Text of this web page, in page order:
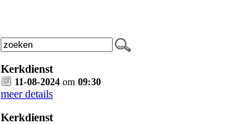
Kerkdienst
11-08-2024 om 09:30
meer details
Kerkdienst